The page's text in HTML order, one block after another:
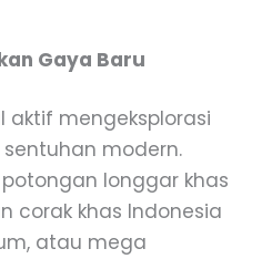
Gaya Baru
aktif mengeksplorasi
modern.
longgar khas
corak khas Indonesia
atau mega